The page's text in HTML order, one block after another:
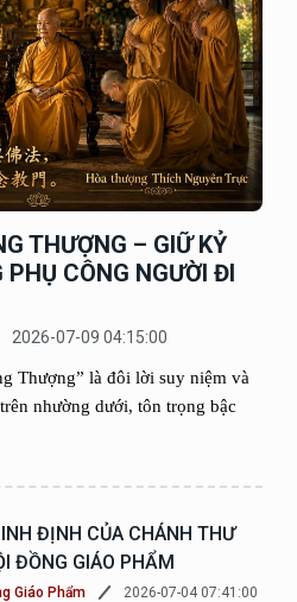
THƯỢNG – GIỮ KỶ
CÔNG NGƯỜI ĐI
2026-07-09 04:15:00
Thượng” là đôi lời suy niệm và
nhường dưới, tôn trọng bậc
ĐỊNH CỦA CHÁNH THƯ
ĐỒNG GIÁO PHẨM
Giáo Phẩm 2026-07-04 07:41:00